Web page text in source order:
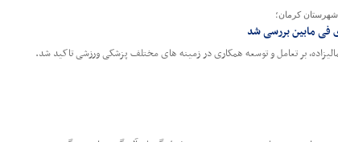
کرمان؛
فی مابین بررسی شد
بر تعامل و توسعه همکاری در زمینه های مختلف پزشکی ورزشی تاکید شد.